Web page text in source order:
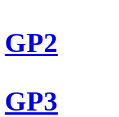
GP2
GP3